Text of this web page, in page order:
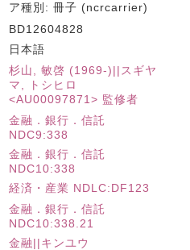
ア種別: 冊子 (ncrcarrier)
BD12604828
日本語
杉山, 敏啓 (1969-)||スギヤ
マ, トシヒロ
<AU00097871> 監修者
金融．銀行．信託
NDC9:338
金融．銀行．信託
NDC10:338
経済・産業 NDLC:DF123
金融．銀行．信託
NDC10:338.21
金融||キンユウ